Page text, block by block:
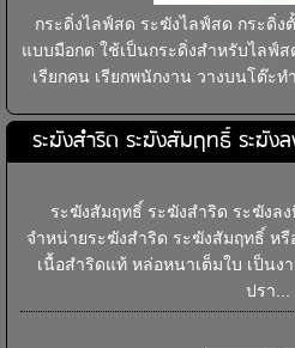
กระดิ่งไลฟ์สด ระฆังไลฟ์สด กระดิ่ง
แบบมือกด ใช้เป็นกระดิ่งสำหรับไล
เรียกคน เรียกพนักงาน วางบนโต๊ะท
ระฆังสำริด ระฆังสัมฤทธิ์ ระฆัง
ระฆังสัมฤทธิ์ ระฆังสำริด ระฆังล
จำหน่ายระฆังสำริด ระฆังสัมฤทธิ์ ห
เนื้อสำริดแท้ หล่อหนาเต็มใบ เป็นง
ปรา...